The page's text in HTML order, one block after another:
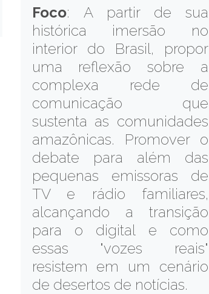
Foco: A partir de sua
histórica imersão no
interior do Brasil, propor
uma reflexão sobre a
complexa rede de
comunicação que
sustenta as comunidades
amazônicas. Promover o
debate para além das
pequenas emissoras de
TV e rádio familiares,
alcançando a transição
para o digital e como
essas "vozes reais"
resistem em um cenário
de desertos de notícias.